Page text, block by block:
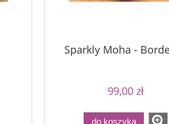
Sparkly Moha -
99,00 zł
do koszyka